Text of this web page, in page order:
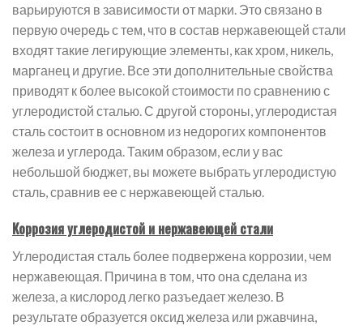
варьируются в зависимости от марки. Это связано в
первую очередь с тем, что в состав нержавеющей стали
входят такие легирующие элементы, как хром, никель,
марганец и другие. Все эти дополнительные свойства
приводят к более высокой стоимости по сравнению с
углеродистой сталью. С другой стороны, углеродистая
сталь состоит в основном из недорогих компонентов
железа и углерода. Таким образом, если у вас
небольшой бюджет, вы можете выбрать углеродистую
сталь, сравнив ее с нержавеющей сталью.
Коррозия углеродистой и нержавеющей стали
Углеродистая сталь более подвержена коррозии, чем
нержавеющая. Причина в том, что она сделана из
железа, а кислород легко разъедает железо. В
результате образуется оксид железа или ржавчина,